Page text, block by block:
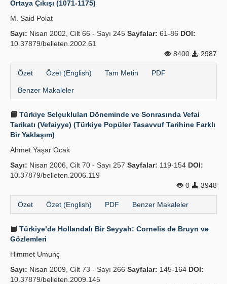
Kılavuzlar
Ortaya Çıkışı (1071-1175)
M. Said Polat
Sayı: Nisan 2002, Cilt 66 - Sayı 245 Sayfalar: 61-86 DOI:
10.37879/belleten.2002.61
8400
2987
Özet Özet (English) Tam Metin PDF
Benzer Makaleler
Türkiye Selçukluları Döneminde ve Sonrasında Vefai
Tarikatı (Vefaiyye) (Türkiye Popüler Tasavvuf Tarihine Farklı
Bir Yaklaşım)
Ahmet Yaşar Ocak
Sayı: Nisan 2006, Cilt 70 - Sayı 257 Sayfalar: 119-154 DOI:
10.37879/belleten.2006.119
0
3948
Özet Özet (English) PDF Benzer Makaleler
Türkiye’de Hollandalı Bir Seyyah: Cornelis de Bruyn ve
Gözlemleri
Himmet Umunç
Sayı: Nisan 2009, Cilt 73 - Sayı 266 Sayfalar: 145-164 DOI:
10.37879/belleten.2009.145